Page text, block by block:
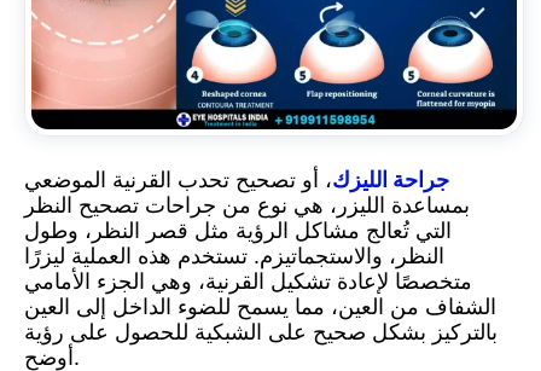
جراحة الليزك، أو تصحيح تحدب القرنية الموضعي
بمساعدة الليزر، هي نوع من جراحات تصحيح النظر
التي تُعالج مشاكل الرؤية مثل قصر النظر، وطول
النظر، والاستجماتيزم. تستخدم هذه العملية ليزرًا
متخصصًا لإعادة تشكيل القرنية، وهي الجزء الأمامي
الشفاف من العين، مما يسمح للضوء الداخل إلى العين
بالتركيز بشكل صحيح على الشبكية للحصول على رؤية
أوضح.